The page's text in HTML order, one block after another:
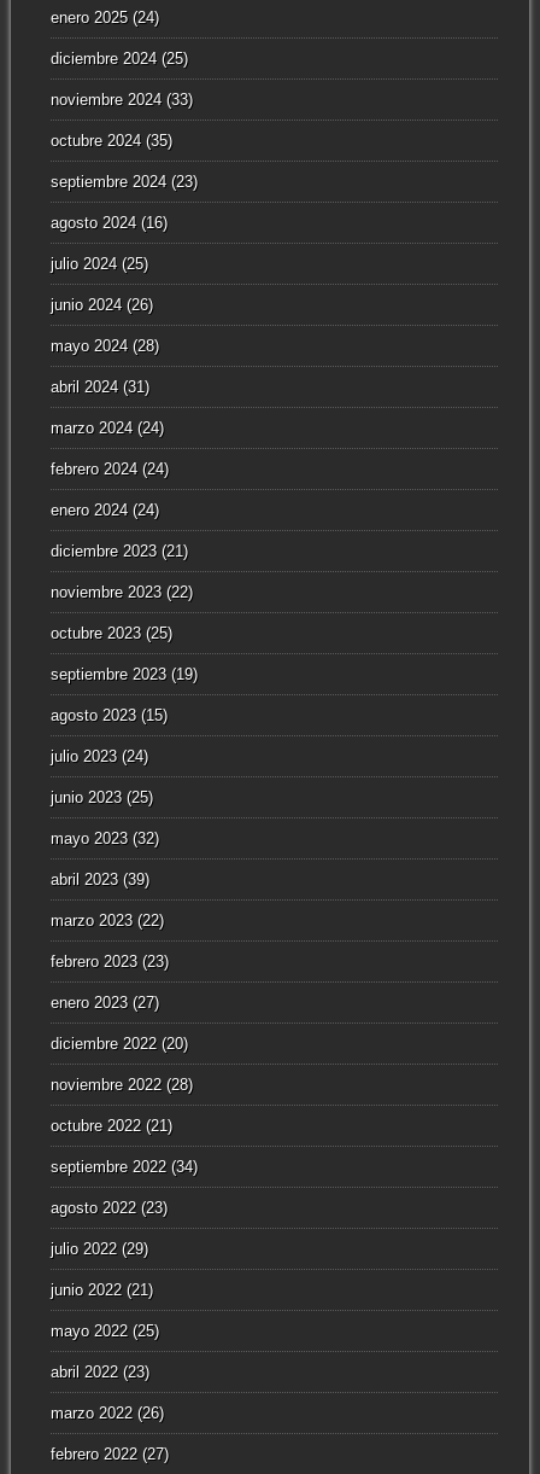
enero 2025(24)
diciembre 2024(25)
noviembre 2024(33)
octubre 2024(35)
septiembre 2024(23)
agosto 2024(16)
julio 2024(25)
junio 2024(26)
mayo 2024(28)
abril 2024(31)
marzo 2024(24)
febrero 2024(24)
enero 2024(24)
diciembre 2023(21)
noviembre 2023(22)
octubre 2023(25)
septiembre 2023(19)
agosto 2023(15)
julio 2023(24)
junio 2023(25)
mayo 2023(32)
abril 2023(39)
marzo 2023(22)
febrero 2023(23)
enero 2023(27)
diciembre 2022(20)
noviembre 2022(28)
octubre 2022(21)
septiembre 2022(34)
agosto 2022(23)
julio 2022(29)
junio 2022(21)
mayo 2022(25)
abril 2022(23)
marzo 2022(26)
febrero 2022(27)